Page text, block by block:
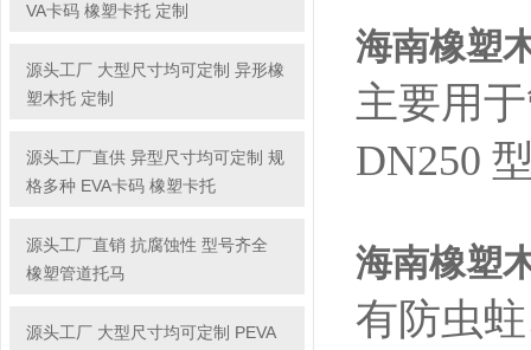
VA卡码 橡塑卡托 定制
源头工厂 大型尺寸均可定制 异形橡
塑木托 定制
源头工厂直供 异型尺寸均可定制 规
格多种 EVA卡码 橡塑卡托
源头工厂直销 抗腐蚀性 型号齐全
橡塑管道托马
源头工厂 大型尺寸均可定制 PEVA
海南橡塑
主要用
DN250
海南橡塑
有防虫